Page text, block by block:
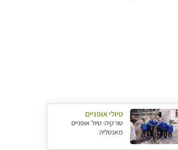
טיולי אופניים
טורקיה: טיול אופניים
מאנטליה